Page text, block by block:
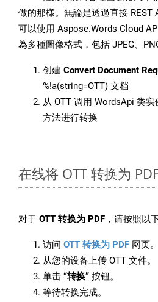
做的那樣。無論是透過直接 REST
可以使用 Aspose.Words Cloud
為多種圖像格式，包括 JPEG、
创建 Convert Document
%!a(string=OTT) 文档
从 OTT 调用 WordsApi 类实
方法进行转换
在线将 OTT 转换为
对于 OTT 转换为 PDF ，请按照以
访问 OTT 转换为 PDF 网页。
从您的设备上传 OTT 文件。
单击 “转换” 按钮。
等待转换完成。